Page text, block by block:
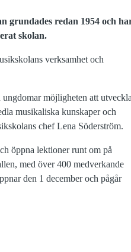
grundades redan 1954 och
skolan.
verksamhet och
möjligheten att utveckla
musikaliska kunskaper och
chef Lena Söderström.
öppna lektioner runt om på
med över 400 medverkande
den 1 december och pågår